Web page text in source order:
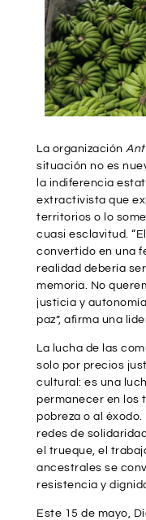
La organización
situación no es
la indiferencia
extractivista que
territorios o lo
cuasi esclavitud.
convertido en una
realidad debería
memoria. No
justicia y
paz”, afirma una
La lucha de las
solo por precios
cultural: es una
permanecer en los
pobreza o al
redes de
el trueque, el
ancestrales se
resistencia y
Este 15 de mayo,